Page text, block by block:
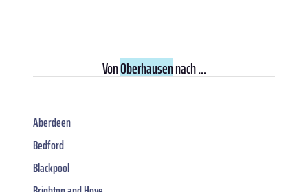
VonOberhausennach ...
Aberdeen
Bedford
Blackpool